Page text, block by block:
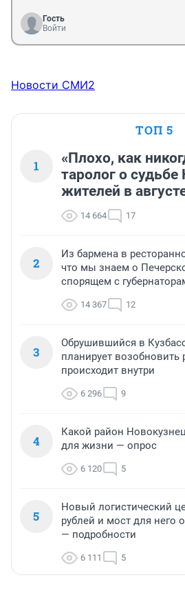
Гость
Войти
Новости СМИ2
ТОП 5
1
«Плохо, как
таролог о судьбе
жителей в
14 664 17
2
Из бармена в
что мы знаем о
спорящем с
14 367 12
3
Обрушившийся в
планирует возобновить
происходит внутри
6 296 9
4
Какой район
для жизни — опрос
6 120 5
5
Новый логистический
рублей и мост для него
— подробности
6 111 5